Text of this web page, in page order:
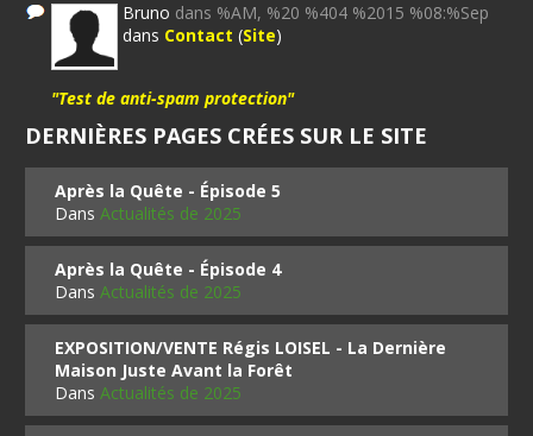
Bruno dans %AM, %20 %404 %2015 %08:%Sep
dans Contact (Site)
"Test de anti-spam protection"
DERNIÈRES PAGES CRÉES SUR LE SITE
Après la Quête - Épisode 5
DansActualités de 2025
Après la Quête - Épisode 4
DansActualités de 2025
EXPOSITION/VENTE Régis LOISEL - La Dernière
Maison Juste Avant la Forêt
DansActualités de 2025